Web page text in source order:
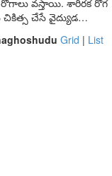
రోగాలు వస్తాయి. శారీరక రోగ
చికిత్స చేసే వైద్యుడ…
Grid | List